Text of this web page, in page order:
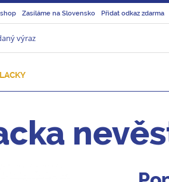
Zasíláme na Slovensko Přidat odkaz zdarma